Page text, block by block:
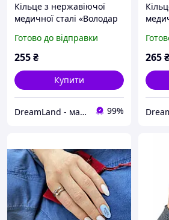
Кільце з нержавіючої
медичної сталі «Володар
Готово до відправки
255₴
Купити
DreamLand - магазин ювелірної біжутерії 99%
265₴